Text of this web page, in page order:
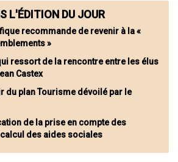
L'ÉDITION DU JOUR
recommande de revenir à la «
»
ressort de la rencontre entre les élus
Castex
du plan Tourisme dévoilé par le
de la prise en compte des
des aides sociales